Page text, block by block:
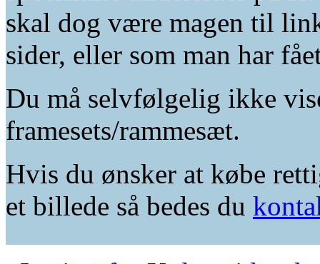
skal dog være magen til
sider, eller som man har
Du må selvfølgelig ikke
framesets/rammesæt.
Hvis du ønsker at købe
et billede så bedes du